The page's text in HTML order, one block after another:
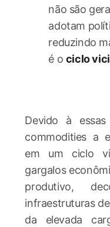
não são
adotam
reduzindo
é o ciclo
Devido à
commodities a
em um ciclo
gargalos
produtivo,
infraestruturas
da elevada